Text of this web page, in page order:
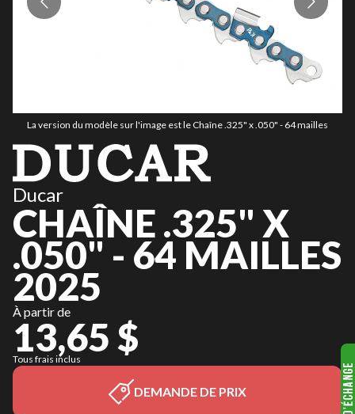
La version du modèle sur l'image est le Chaîne .325" x .050" - 64 mailles
Ducar
CHAÎNE .325" X
.050" - 64 MAILLES
2025
À partir de
13,65 $
Tous frais inclus
DEMANDE DE PRIX